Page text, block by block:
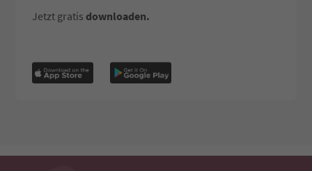
Jetzt gratis downloaden.